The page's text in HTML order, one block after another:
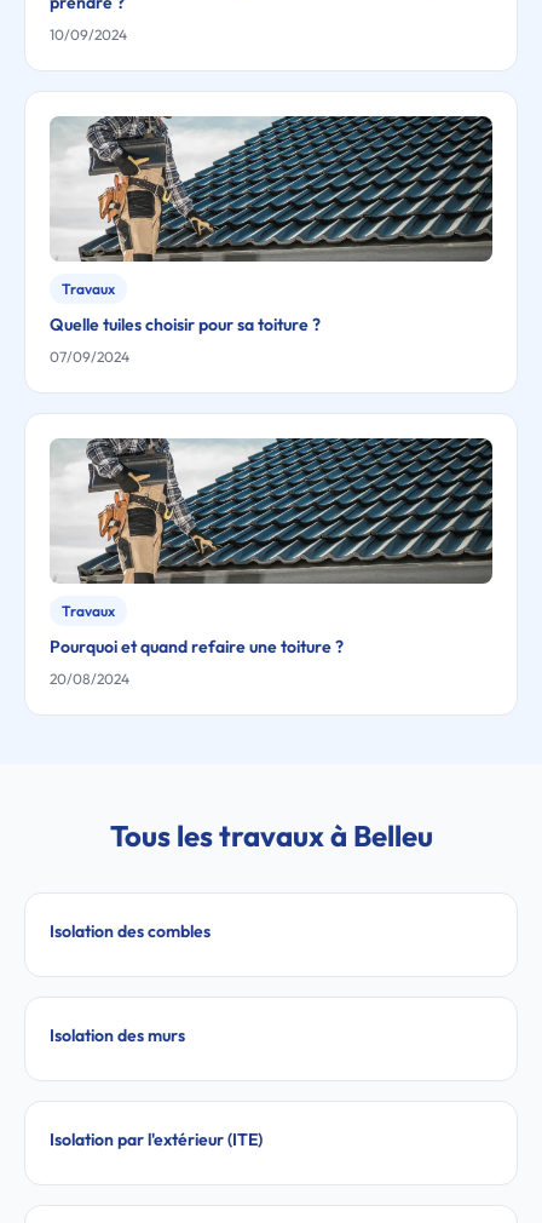
10/09/2024
Travaux
Quelle tuiles choisir pour sa toiture ?
07/09/2024
Travaux
Pourquoi et quand refaire une toiture ?
20/08/2024
Tous les travaux à Belleu
Isolation des combles
Isolation des murs
Isolation par l'extérieur (ITE)